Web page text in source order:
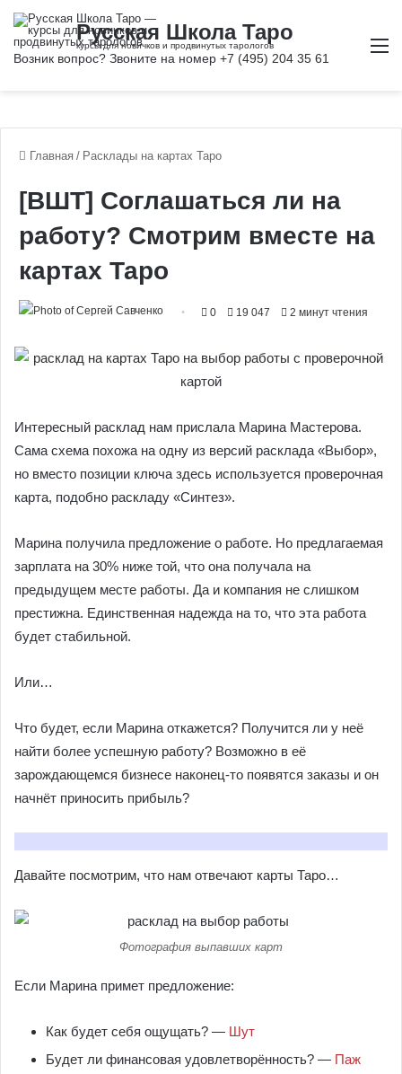
Главная / Расклады на картах Таро
[ВШТ] Соглашаться ли на
работу? Смотрим вместе на
картах Таро
0 19 047 2 минут чтения
Интересный расклад нам прислала Марина Мастерова.
Сама схема похожа на одну из версий расклада «Выбор»,
но вместо позиции ключа здесь используется проверочная
карта, подобно раскладу «Синтез».
Марина получила предложение о работе. Но предлагаемая
зарплата на 30% ниже той, что она получала на
предыдущем месте работы. Да и компания не слишком
престижна. Единственная надежда на то, что эта работа
будет стабильной.
Или…
Что будет, если Марина откажется? Получится ли у неё
найти более успешную работу? Возможно в её
зарождающемся бизнесе наконец-то появятся заказы и он
начнёт приносить прибыль?
Давайте посмотрим, что нам отвечают карты Таро…
Фотография выпавших карт
Если Марина примет предложение:
Как будет себя ощущать? — Шут
Будет ли финансовая удовлетворённость? — Паж